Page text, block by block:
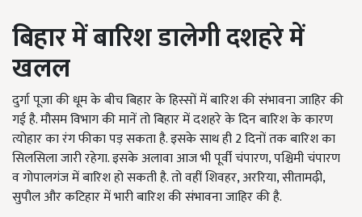
बिहार में बारिश डालेगी दशहरे में
खलल
दुर्गा पूजा की धूम के बीच बिहार के हिस्सों में बारिश की संभावना जाहिर की
गई है. मौसम विभाग की मानें तो बिहार में दशहरे के दिन बारिश के कारण
त्योहार का रंग फीका पड़ सकता है. इसके साथ ही 2 दिनों तक बारिश का
सिलसिला जारी रहेगा. इसके अलावा आज भी पूर्वी चंपारण, पश्चिमी चंपारण
व गोपालगंज में बारिश हो सकती है. तो वहीं शिवहर, अररिया,सीतामढ़ी,
सुपौलऔर कटिहार में भारी बारिश की संभावना जाहिर की है.